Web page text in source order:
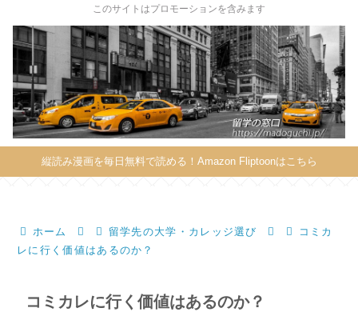
このサイトはプロモーションを含みます
縦読み漫画を毎日無料で読める！Amazon Fliptoonはこちら
ホーム 留学先の大学・カレッジ選び
コミカ
レに行く価値はあるのか？
コミカレに行く価値はあるのか？